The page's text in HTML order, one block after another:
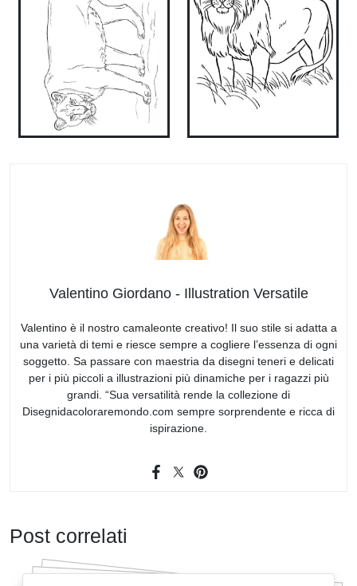
Valentino Giordano - Illustration Versatile
Valentino è il nostro camaleonte creativo! Il suo stile si adatta a
una varietà di temi e riesce sempre a cogliere l’essenza di ogni
soggetto. Sa passare con maestria da disegni teneri e delicati
per i più piccoli a illustrazioni più dinamiche per i ragazzi più
grandi. “Sua versatilità rende la collezione di
Disegnidacoloraremondo.com sempre sorprendente e ricca di
ispirazione.
Post correlati